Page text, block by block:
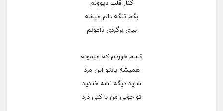
کنار قلب دیوونم
بگم تنگه دلم میشه
بیای برگردی داغونم
قسم خوردم که میمونه
همیشه یادتو این مرد
شاید دیگه نشه خندید
تو خوبی من با کلی درد